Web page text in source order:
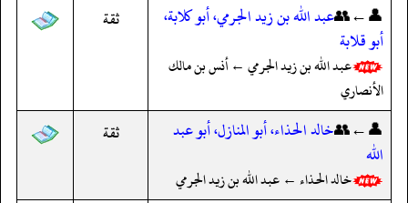
👤←👥عبد الله بن زيد الجرمي، أبو كلابة،
أبو قلابة
عبد الله بن زيد الجرمي ← أنس بن مالك
الأنصاري
ثقة
👤←👥خالد الحذاء، أبو المنازل، أبو عبد
الله
خالد الحذاء ← عبد الله بن زيد الجرمي
ثقة